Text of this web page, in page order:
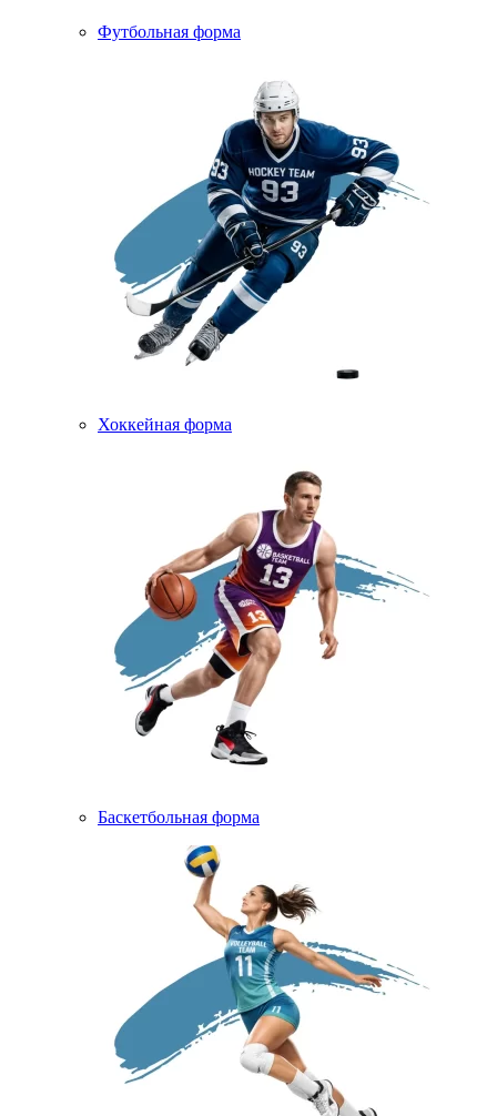
Футбольная форма
Хоккейная форма
Баскетбольная форма